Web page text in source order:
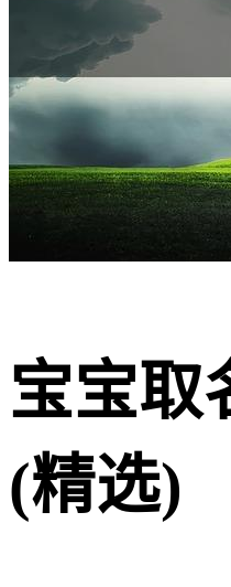
宝宝取
(精选)